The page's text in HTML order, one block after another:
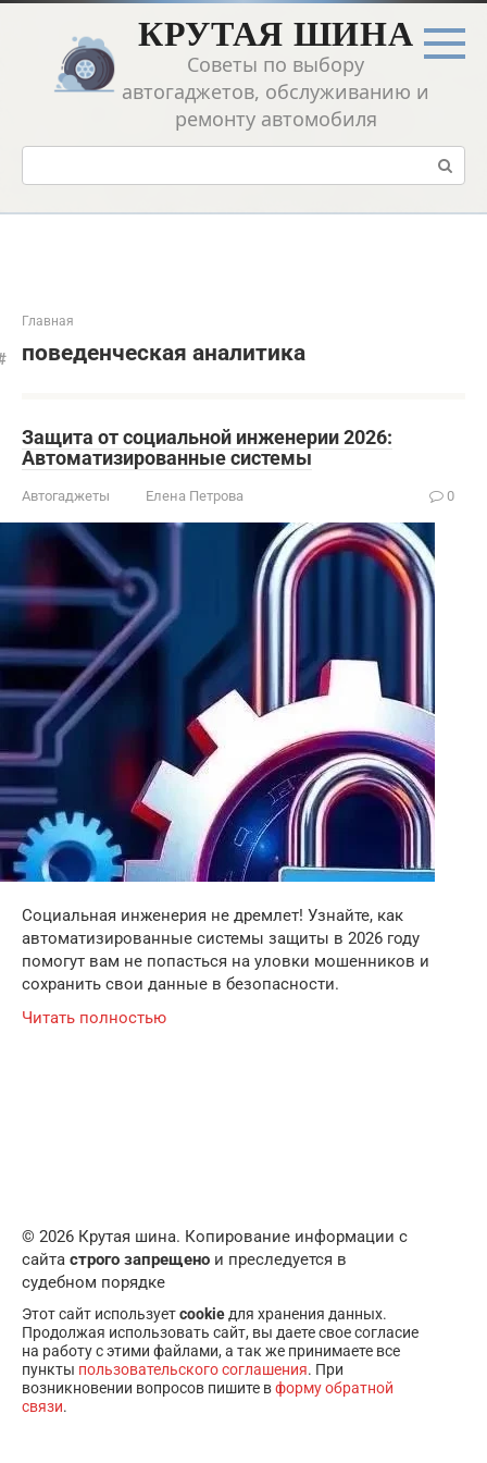
Перейти
контенту
КРУТАЯ ШИНА
Советы по выбору
автогаджетов, обслуживанию и
ремонту автомобиля
Поиск:
Главная
поведенческая аналитика
Защита от социальной инженерии 2026:
Автоматизированные системы
Автогаджеты Елена Петрова 0
Социальная инженерия не дремлет! Узнайте, как
автоматизированные системы защиты в 2026 году
помогут вам не попасться на уловки мошенников и
сохранить свои данные в безопасности.
Читать полностью
© 2026 Крутая шина. Копирование информации с
сайта строго запрещено и преследуется в
судебном порядке
Этот сайт используетcookie для хранения данных.
Продолжая использовать сайт, вы даете свое согласие
на работу с этими файлами, а так же принимаете все
пункты пользовательского соглашения. При
возникновении вопросов пишите вформу обратной
связи.